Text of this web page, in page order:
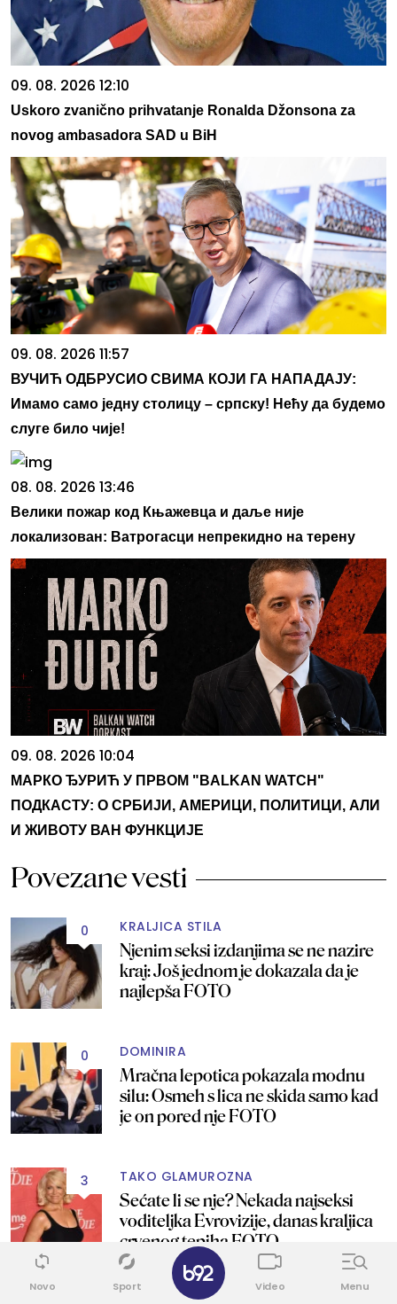
09. 08. 2026 12:10
Uskoro zvanično prihvatanje Ronalda Džonsona za
novog ambasadora SAD u BiH
09. 08. 2026 11:57
ВУЧИЋ ОДБРУСИО СВИМА КОЈИ ГА НАПАДАЈУ:
Имамо само једну столицу – српску! Нећу да будемо
слуге било чије!
08. 08. 2026 13:46
Велики пожар код Књажевца и даље није
локализован: Ватрогасци непрекидно на терену
09. 08. 2026 10:04
МАРКО ЂУРИЋ У ПРВОМ "BALKAN WATCH"
ПОДКАСТУ: О СРБИЈИ, АМЕРИЦИ, ПОЛИТИЦИ, АЛИ
И ЖИВОТУ ВАН ФУНКЦИЈЕ
Povezane vesti
0 KRALJICA STILA
Njenim seksi izdanjima se ne nazire
kraj: Još jednom je dokazala da je
najlepša FOTO
0 DOMINIRA
Mračna lepotica pokazala modnu
silu: Osmeh s lica ne skida samo kad
je on pored nje FOTO
3 TAKO GLAMUROZNA
Sećate li se nje? Nekada najseksi
voditeljka Evrovizije, danas kraljica
crvenog tepiha FOTO
Novo Sport Video Menu
✕